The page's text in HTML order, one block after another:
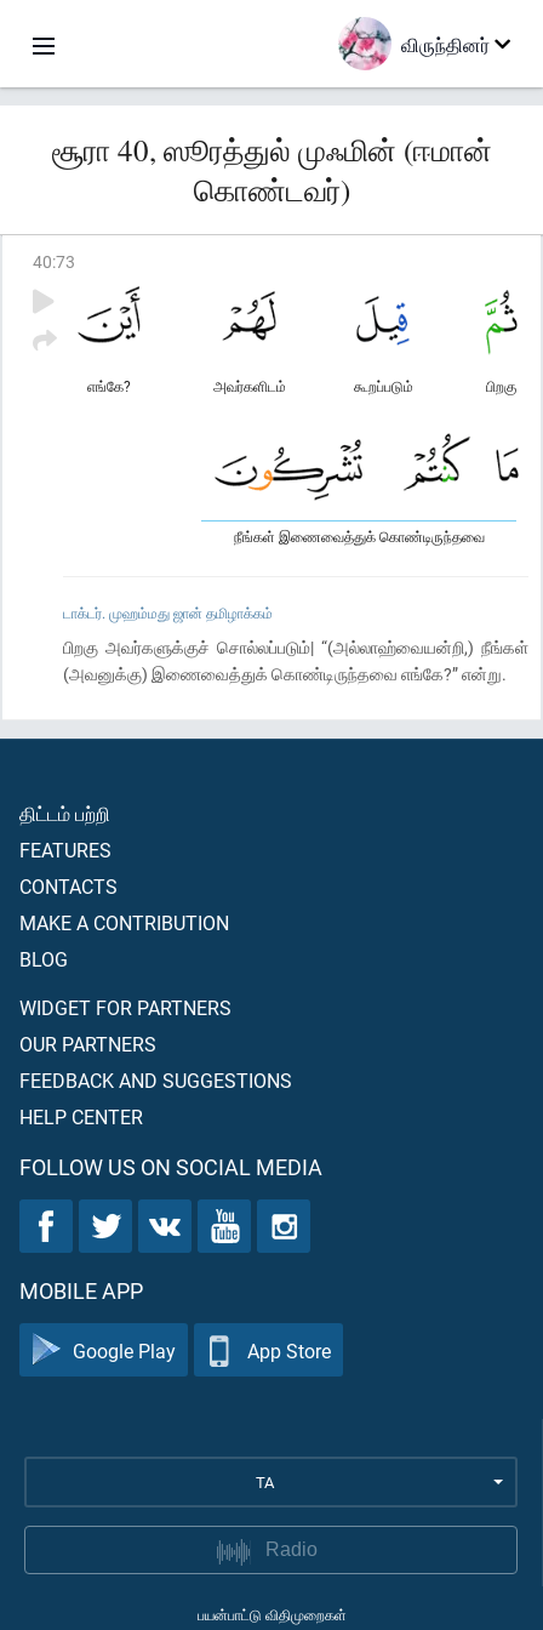
விருந்தினர்
சூரா 40, ஸூரத்துல் முஃமின் (ஈமான்
கொண்டவர்)
40:73
பிறகு
கூறப்படும்
அவர்களிடம்
எங்கே?
நீங்கள் இணைவைத்துக் கொண்டிருந்தவை
டாக்டர். முஹம்மது ஜான் தமிழாக்கம்
பிறகு அவர்களுக்குச் சொல்லப்படும்| “(அல்லாஹ்வையன்றி,) நீங்கள்
(அவனுக்கு) இணைவைத்துக் கொண்டிருந்தவை எங்கே?” என்று.
திட்டம் பற்றி
FEATURES
CONTACTS
MAKE A CONTRIBUTION
BLOG
WIDGET FOR PARTNERS
OUR PARTNERS
FEEDBACK AND SUGGESTIONS
HELP CENTER
FOLLOW US ON SOCIAL MEDIA
MOBILE APP
Google Play App Store
TA
Radio
பயன்பாட்டு விதிமுறைகள்